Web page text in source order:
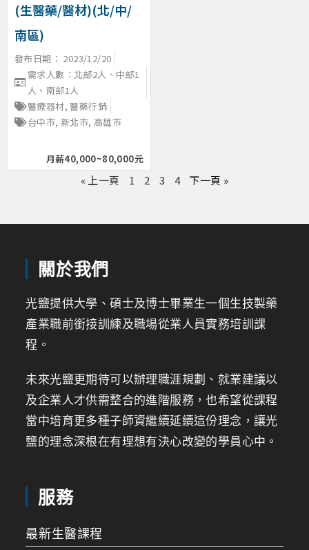
(生醫藥/醫材)(北/中/
南區)
發布日期： 2023/12/20
需求人數：北部2人、中部1
人、南部1人
醫療器材,醫藥行銷
台中市,新北市, 高雄市
月薪40,000~80,000元
« 上一頁 1 2 3 4 下一頁 »
關於我們
光鹽提供大學、碩士及博士畢業生一個生技製藥
產業職前銜接訓練及職場從業人員實務培訓課
程。
未來光鹽更期待可以辦理職涯規劃、就業建議以
及企業人才供需整合的進階服務，也希望從課程
當中培育更多種子師資繼續延續這份理念，讓光
鹽的理念深根在有理想有決心改變的學員心中。
服務
最新生醫課程